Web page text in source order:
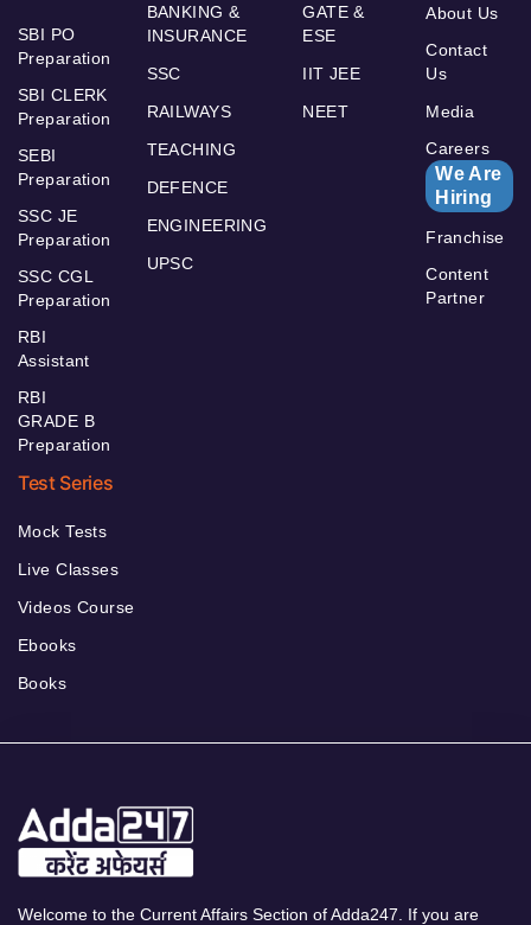
SBI PO
Preparation
SBI CLERK
Preparation
SEBI
Preparation
SSC JE
Preparation
SSC CGL
Preparation
RBI
Assistant
RBI
GRADE B
Preparation
BANKING &
INSURANCE
SSC
RAILWAYS
TEACHING
DEFENCE
ENGINEERING
UPSC
GATE &
ESE
IIT JEE
NEET
About Us
Contact
Us
Media
Careers
We Are
Hiring
Franchise
Content
Partner
Test Series
Mock Tests
Live Classes
Videos Course
Ebooks
Books
Welcome to the Current Affairs Section of Adda247. If you are